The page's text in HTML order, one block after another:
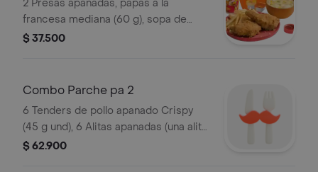
2 Presas apanadas, papas a la
francesa mediana (60 g), sopa de
verduras, ajiaquillo, consomé o
$ 37.500
Combo Parche pa 2
6 Tenders de pollo apanado Crispy
(45 g und), 6 Alitas apanadas (una alita
equivale a un trozo de ala), 2
$ 62.900